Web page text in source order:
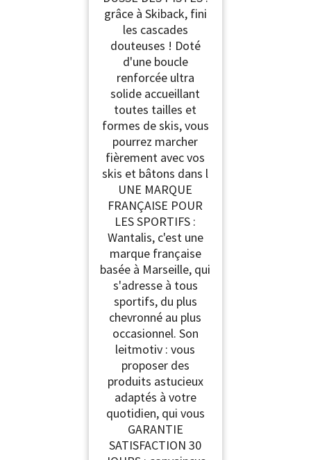
grâce à Skiback, fini
les cascades
douteuses ! Doté
d'une boucle
renforcée ultra
solide accueillant
toutes tailles et
formes de skis, vous
pourrez marcher
fièrement avec vos
skis et bâtons dans l
UNE MARQUE
FRANÇAISE POUR
LES SPORTIFS :
Wantalis, c'est une
marque française
basée à Marseille, qui
s'adresse à tous
sportifs, du plus
chevronné au plus
occasionnel. Son
leitmotiv : vous
proposer des
produits astucieux
adaptés à votre
quotidien, qui vous
GARANTIE
SATISFACTION 30